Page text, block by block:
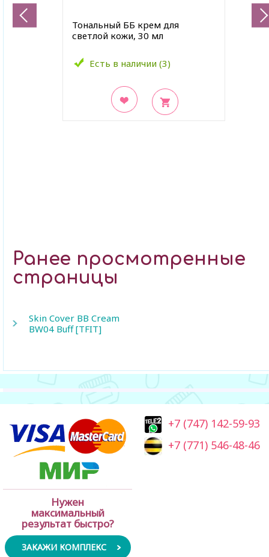
Тональный ББ крем для
светлой кожи, 30 мл
Есть в наличии (3)
Ранее просмотренные
страницы
Skin Cover BB Cream
BW04 Buff [TFIT]
Нужен
максимальный
результат быстро?
ЗАКАЖИ КОМПЛЕКС
+7 (747) 142-59-93
+7 (771) 546-48-46